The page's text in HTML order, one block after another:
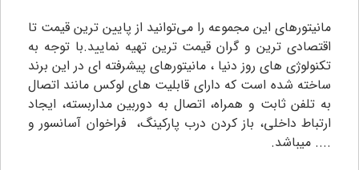
مانیتورهای این مجموعه را می‌توانید از پایین ترین قیمت تا
اقتصادی ترین و گران قیمت ترین تهیه نمایید.با توجه به
تکنولوژی های روز دنیا ، مانیتورهای پیشرفته ای در این برند
ساخته شده است که دارای قابلیت های لوکس مانند اتصال
به تلفن ثابت و همراه، اتصال به دوربین مداربسته، ایجاد
ارتباط داخلی، باز کردن درب پارکینگ، فراخوان آسانسور و
.... میباشد.